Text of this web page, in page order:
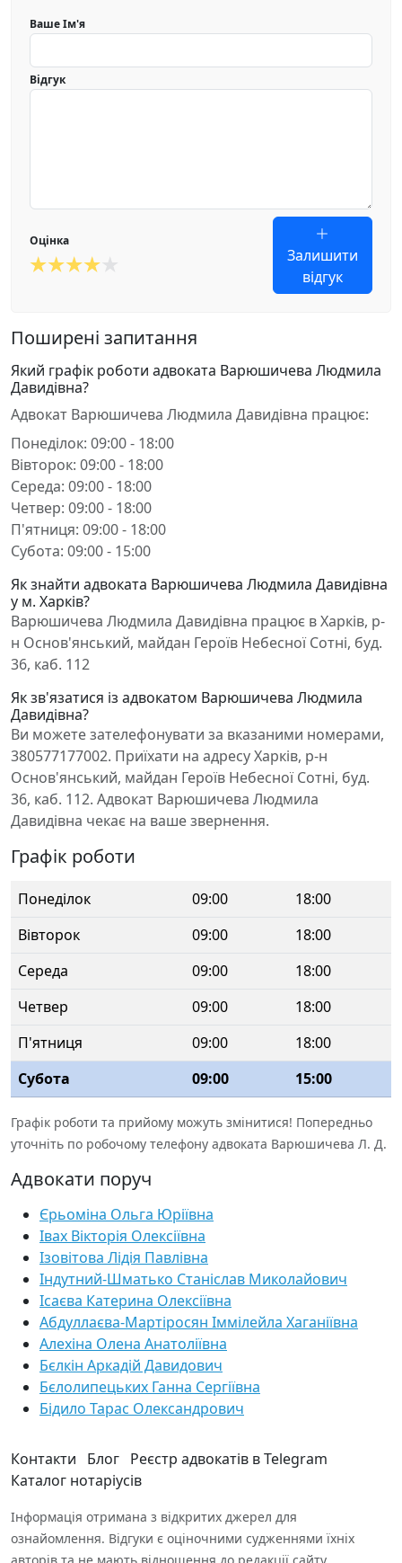
Ваше Ім'я
Відгук
Оцінка
Залишити
відгук
Поширені запитання
Який графік роботи адвоката Варюшичева Людмила
Давидівна?
Адвокат Варюшичева Людмила Давидівна працює:
Понеділок: 09:00 - 18:00
Вівторок: 09:00 - 18:00
Середа: 09:00 - 18:00
Четвер: 09:00 - 18:00
П'ятниця: 09:00 - 18:00
Субота: 09:00 - 15:00
Як знайти адвоката Варюшичева Людмила Давидівна
у м. Харків?
Варюшичева Людмила Давидівна працює в Харків, р-
н Основ'янський, майдан Героїв Небесної Сотні, буд.
36, каб. 112
Як зв'язатися із адвокатом Варюшичева Людмила
Давидівна?
Ви можете зателефонувати за вказаними номерами,
380577177002. Приїхати на адресу Харків, р-н
Основ'янський, майдан Героїв Небесної Сотні, буд.
36, каб. 112. Адвокат Варюшичева Людмила
Давидівна чекає на ваше звернення.
Графік роботи
Понеділок 09:00
18:00
Вівторок
09:00
18:00
Середа
09:00
18:00
Четвер
09:00
18:00
П'ятниця
09:00
18:00
Субота
09:00 15:00
Графік роботи та прийому можуть змінитися! Попередньо
уточніть по робочому телефону адвоката Варюшичева Л. Д.
Адвокати поруч
Єрьоміна Ольга Юріївна
Івах Вікторія Олексіївна
Ізовітова Лідія Павлівна
Індутний-Шматько Станіслав Миколайович
Ісаєва Катерина Олексіївна
Абдуллаєва-Мартіросян Іммілейла Хаганіївна
Алехіна Олена Анатоліївна
Бєлкін Аркадій Давидович
Бєлолипецьких Ганна Сергіївна
Бідило Тарас Олександрович
Контакти Блог Реєстр адвокатів в Telegram
Каталог нотаріусів
Інформація отримана з відкритих джерел для
ознайомлення. Відгуки є оціночними судженнями їхніх